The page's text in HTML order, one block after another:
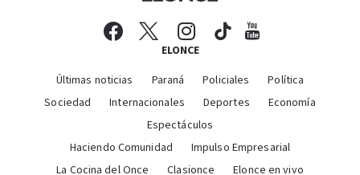
ELONCE
Últimas noticias Paraná Policiales
Política
Sociedad
Internacionales Deportes
Economía
Espectáculos
Haciendo Comunidad
Impulso Empresarial
La Cocina del Once
Clasionce
Elonce en vivo